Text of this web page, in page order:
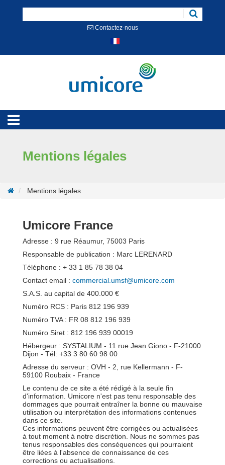
Contactez-nous
Mentions légales
Mentions légales
Umicore France
Adresse : 9 rue Réaumur, 75003 Paris
Responsable de publication : Marc LERENARD
Téléphone : + 33 1 85 78 38 04
Contact email : commercial.umsf@umicore.com
S.A.S. au capital de 400.000 €
Numéro RCS : Paris 812 196 939
Numéro TVA : FR 08 812 196 939
Numéro Siret : 812 196 939 00019
Hébergeur : SYSTALIUM - 11 rue Jean Giono - F-21000
Dijon - Tél: +33 3 80 60 98 00
Adresse du serveur : OVH - 2, rue Kellermann - F-
59100 Roubaix - France
Le contenu de ce site a été rédigé à la seule fin
d'information. Umicore n'est pas tenu responsable des
dommages que pourrait entraîner la bonne ou mauvaise
utilisation ou interprétation des informations contenues
dans ce site.
Ces informations peuvent être corrigées ou actualisées
à tout moment à notre discrétion. Nous ne sommes pas
tenus responsables des conséquences qui pourraient
être liées à l'absence de connaissance de ces
corrections ou actualisations.